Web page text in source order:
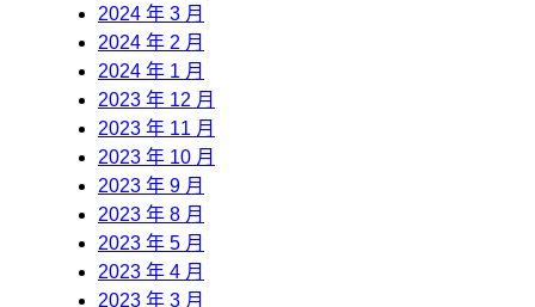
2024 年 3 月
2024 年 2 月
2024 年 1 月
2023 年 12 月
2023 年 11 月
2023 年 10 月
2023 年 9 月
2023 年 8 月
2023 年 5 月
2023 年 4 月
2023 年 3 月